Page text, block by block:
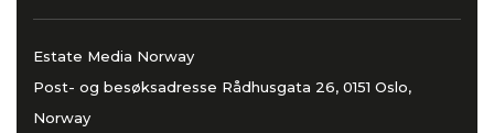
Estate Media Norway
Post- og besøksadresse Rådhusgata 26, 0151 Oslo,
Norway